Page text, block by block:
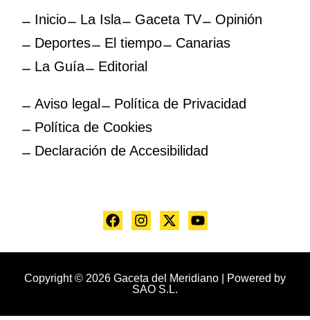
Inicio La Isla Gaceta TV
Opinión
Deportes
El tiempo
Canarias
La Guía
Editorial
Aviso legal
Política de Privacidad
Política de Cookies
Declaración de Accesibilidad
Copyright © 2026 Gaceta del Meridiano | Powered by
SAO S.L.